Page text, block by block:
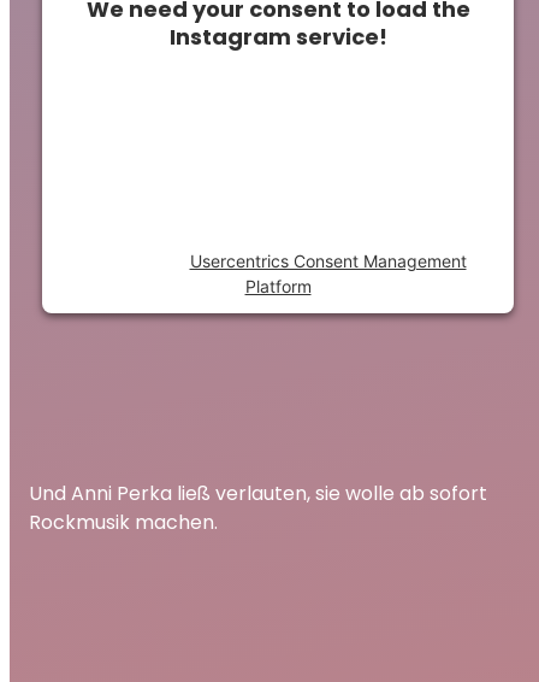
We need your consent to load the
Instagram service!
Usercentrics Consent Management
Platform
Und Anni Perka ließ verlauten, sie wolle ab sofort
Rockmusik machen.